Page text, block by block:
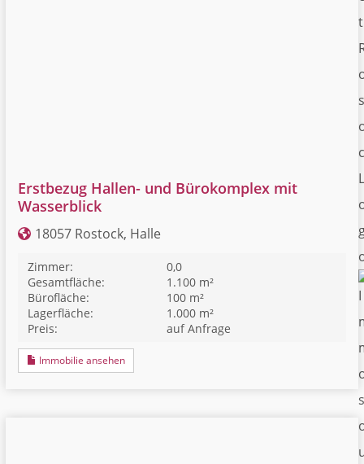
Erstbezug Hallen- und Bürokomplex mit
Wasserblick
18057 Rostock, Halle
Zimmer:
0,0
Gesamtfläche:
1.100 m²
Bürofläche:
100 m²
Lagerfläche:
1.000 m²
Preis:
auf Anfrage
Immobilie ansehen